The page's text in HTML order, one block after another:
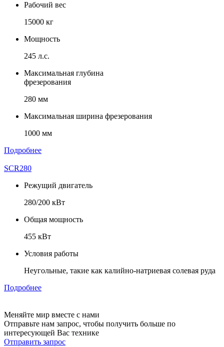
Рабочий вес
15000 кг
Мощность
245 л.с.
Максимальная глубина
фрезерования
280 мм
Максимальная ширина фрезерования
1000 мм
Подробнее
SCR280
Режущий двигатель
280/200 кВт
Общая мощность
455 кВт
Условия работы
Неугольные, такие как калийно-натриевая солевая руда
Подробнее
Меняйте мир вместе с нами
Отправьте нам запрос, чтобы получить больше по
интересующей Вас технике
Отправить запрос